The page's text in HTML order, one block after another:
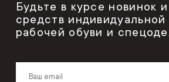
Будьте в курсе новинок
средств
рабочей обуви и